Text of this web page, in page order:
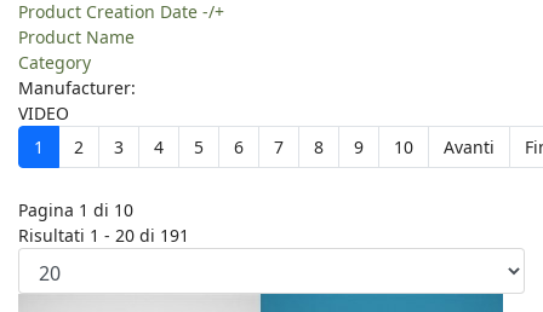
Product Creation Date -/+
Product Name
Category
Manufacturer:
VIDEO
1
2 3 4 5 6 7 8 9 10 Avanti
Pagina 1 di 10
Risultati 1 - 20 di 191